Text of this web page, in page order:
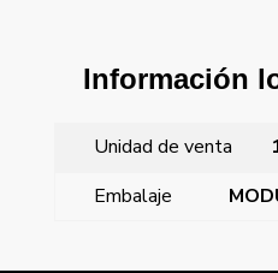
Información
Unidad de venta
Embalaje